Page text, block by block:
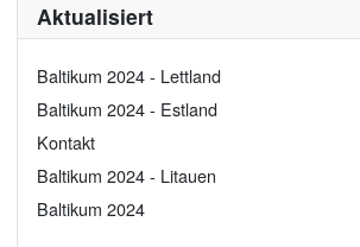
Aktualisiert
Baltikum 2024 - Lettland
Baltikum 2024 - Estland
Kontakt
Baltikum 2024 - Litauen
Baltikum 2024